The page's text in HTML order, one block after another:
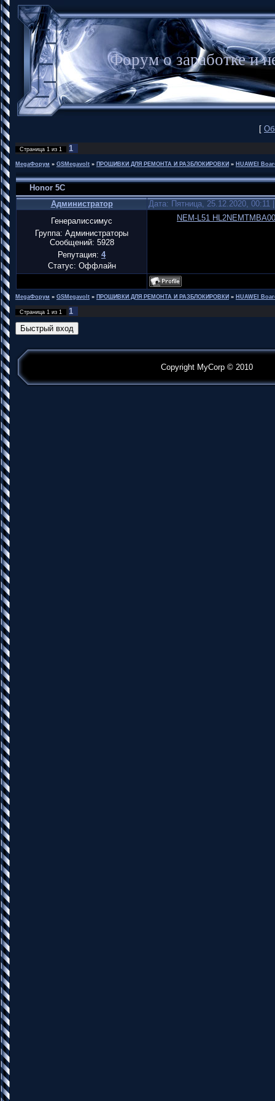
Форум о заработке
[
Страница 1 из 1 1
MegaФорум » GSMegavolt » ПРОШИВКИ ДЛЯ РЕМОНТА И РАЗБЛОКИРОВКИ » HUAWEI
Honor 5C
Администратор
Дата: Пятница, 25.12.2020,
Генералиссимус
Группа: Администраторы
Сообщений: 5928
Репутация: 4
Статус: Оффлайн
NEM-L51
MegaФорум » GSMegavolt » ПРОШИВКИ ДЛЯ РЕМОНТА И РАЗБЛОКИРОВКИ » HUAWEI
Страница 1 из 1 1
Copyright MyCorp © 2010